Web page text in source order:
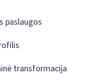
paslaugos
transformacija